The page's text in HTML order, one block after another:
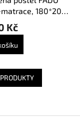
180*200,
Kč